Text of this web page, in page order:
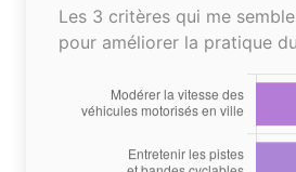
Les 3 critères qui me
pour améliorer la pratique